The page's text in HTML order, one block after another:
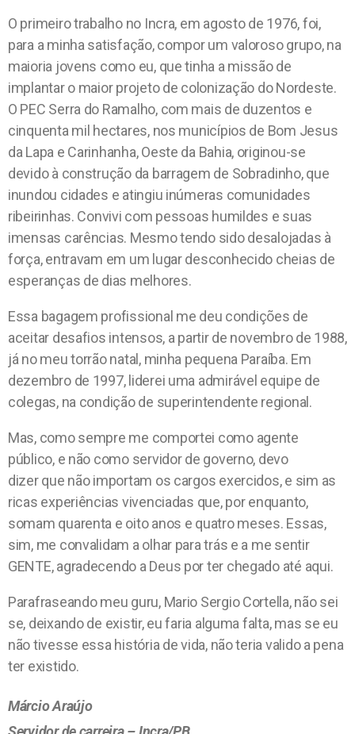
O primeiro trabalho no Incra, em agosto de 1976, foi,
para a minha satisfação, compor um valoroso grupo, na
maioria jovens como eu, que tinha a missão de
implantar o maior projeto de colonização do Nordeste.
O PEC Serra do Ramalho, com mais de duzentos e
cinquenta mil hectares, nos municípios de Bom Jesus
da Lapa e Carinhanha, Oeste da Bahia, originou-se
devido à construção da barragem de Sobradinho, que
inundou cidades e atingiu inúmeras comunidades
ribeirinhas. Convivi com pessoas humildes e suas
imensas carências. Mesmo tendo sido desalojadas à
força, entravam em um lugar desconhecido cheias de
esperanças de dias melhores.
Essa bagagem profissional me deu condições de
aceitar desafios intensos, a partir de novembro de 1988,
já no meu torrão natal, minha pequena Paraíba. Em
dezembro de 1997, liderei uma admirável equipe de
colegas, na condição de superintendente regional.
Mas, como sempre me comportei como agente
público, e não como servidor de governo, devo
dizer que não importam os cargos exercidos, e sim as
ricas experiências vivenciadas que, por enquanto,
somam quarenta e oito anos e quatro meses. Essas,
sim, me convalidam a olhar para trás e a me sentir
GENTE, agradecendo a Deus por ter chegado até aqui.
Parafraseando meu guru, Mario Sergio Cortella, não sei
se, deixando de existir, eu faria alguma falta, mas se eu
não tivesse essa história de vida, não teria valido a pena
ter existido.
Márcio Araújo